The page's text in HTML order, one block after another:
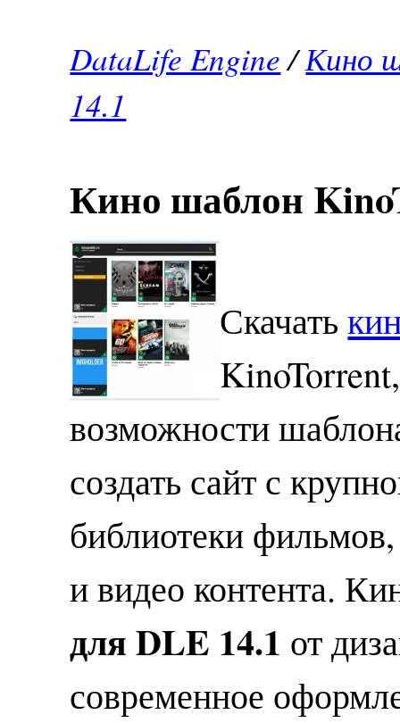
DataLife Engine/Кино
14.1
Кино шаблон
Скачать
возможности
создать сайт с
библиотеки
и видео контента.
для DLE 14.1 от
современное